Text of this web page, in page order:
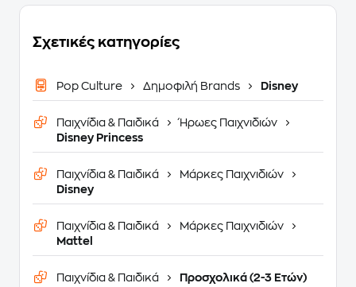
Σχετικές κατηγορίες
Pop Culture Δημοφιλή Brands Disney
Παιχνίδια & Παιδικά
Ήρωες Παιχνιδιών
Disney Princess
Παιχνίδια & Παιδικά
Μάρκες Παιχνιδιών
Disney
Παιχνίδια & Παιδικά
Μάρκες Παιχνιδιών
Mattel
Παιχνίδια & Παιδικά Προσχολικά (2-3 Ετών)